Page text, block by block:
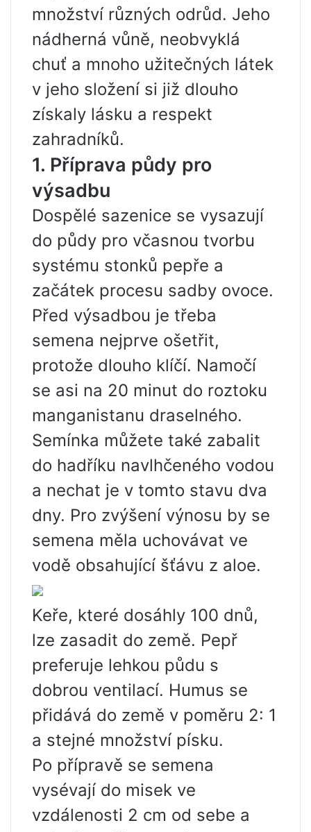
množství různých odrůd. Jeho
nádherná vůně, neobvyklá
chuť a mnoho užitečných látek
v jeho složení si již dlouho
získaly lásku a respekt
zahradníků.
1. Příprava půdy pro
výsadbu
Dospělé sazenice se vysazují
do půdy pro včasnou tvorbu
systému stonků pepře a
začátek procesu sadby ovoce.
Před výsadbou je třeba
semena nejprve ošetřit,
protože dlouho klíčí. Namočí
se asi na 20 minut do roztoku
manganistanu draselného.
Semínka můžete také zabalit
do hadříku navlhčeného vodou
a nechat je v tomto stavu dva
dny. Pro zvýšení výnosu by se
semena měla uchovávat ve
vodě obsahující šťávu z aloe.
Keře, které dosáhly 100 dnů,
lze zasadit do země. Pepř
preferuje lehkou půdu s
dobrou ventilací. Humus se
přidává do země v poměru 2: 1
a stejné množství písku.
Po přípravě se semena
vysévají do misek ve
vzdálenosti 2 cm od sebe a